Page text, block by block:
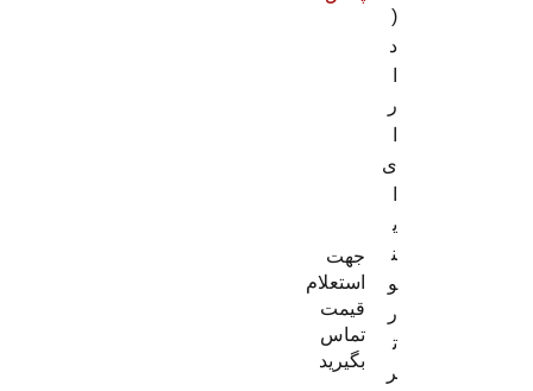
(
د
ر
ی
ی
ن
و
ر
ت
ر
جهت
استعلام
قیمت
تماس
بگیرید